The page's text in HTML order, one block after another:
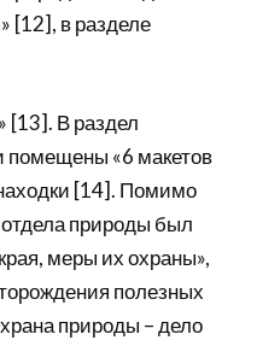
[12], в разделе
[13]. В раздел
помещены «6 макетов
[14]. Помимо
природы был
меры их охраны»,
полезных
природы – дело